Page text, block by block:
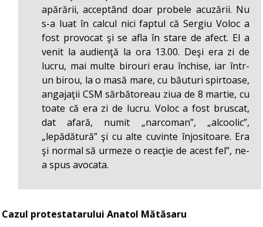
apărării, acceptând doar probele acuzării. Nu
s-a luat în calcul nici faptul că Sergiu Voloc a
fost provocat şi se afla în stare de afect. El a
venit la audienţă la ora 13.00. Deşi era zi de
lucru, mai multe birouri erau închise, iar într-
un birou, la o masă mare, cu băuturi spirtoase,
angajaţii CSM sărbătoreau ziua de 8 martie, cu
toate că era zi de lucru. Voloc a fost bruscat,
dat afară, numit „narcoman”, „alcoolic”,
„lepădătură” şi cu alte cuvinte înjositoare. Era
şi normal să urmeze o reacţie de acest fel”, ne-
a spus avocata.
Cazul protestatarului Anatol Mătăsaru